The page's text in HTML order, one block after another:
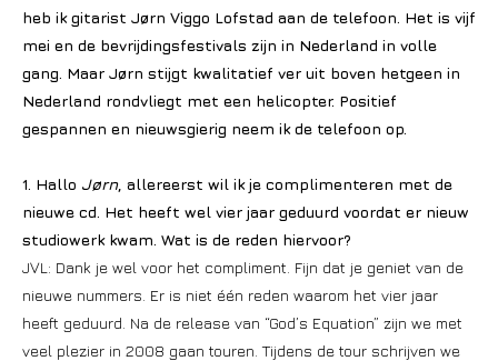
heb ik gitarist Jørn Viggo Lofstad aan de telefoon. Het is vijf
mei en de bevrijdingsfestivals zijn in Nederland in volle
gang. Maar Jørn stijgt kwalitatief ver uit boven hetgeen in
Nederland rondvliegt met een helicopter. Positief
gespannen en nieuwsgierig neem ik de telefoon op.
1. Hallo Jørn, allereerst wil ik je complimenteren met de
nieuwe cd. Het heeft wel vier jaar geduurd voordat er nieuw
studiowerk kwam. Wat is de reden hiervoor?
JVL: Dank je wel voor het compliment. Fijn dat je geniet van de
nieuwe nummers. Er is niet één reden waarom het vier jaar
heeft geduurd. Na de release van “God’s Equation” zijn we met
veel plezier in 2008 gaan touren. Tijdens de tour schrijven we